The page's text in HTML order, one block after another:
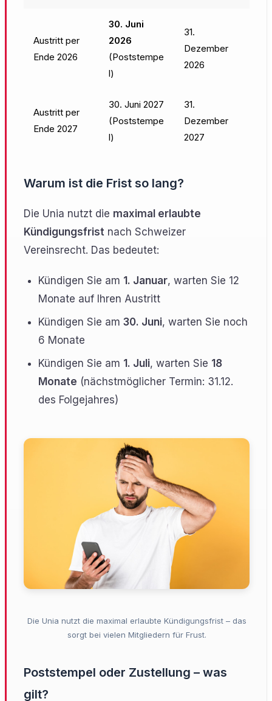
Austritt per
Ende 2026
30. Juni
2026
(Poststempe
l)
31.
Dezember
2026
Austritt per
Ende 2027
30. Juni 2027
(Poststempe
l)
31.
Dezember
2027
Warum ist die Frist so lang?
Die Unia nutzt die maximal erlaubte
Kündigungsfrist nach Schweizer
Vereinsrecht. Das bedeutet:
Kündigen Sie am 1. Januar, warten Sie 12
Monate auf Ihren Austritt
Kündigen Sie am 30. Juni, warten Sie noch
6 Monate
Kündigen Sie am 1. Juli, warten Sie 18
Monate (nächstmöglicher Termin: 31.12.
des Folgejahres)
Die Unia nutzt die maximal erlaubte Kündigungsfrist – das
sorgt bei vielen Mitgliedern für Frust.
Poststempel oder Zustellung – was
gilt?